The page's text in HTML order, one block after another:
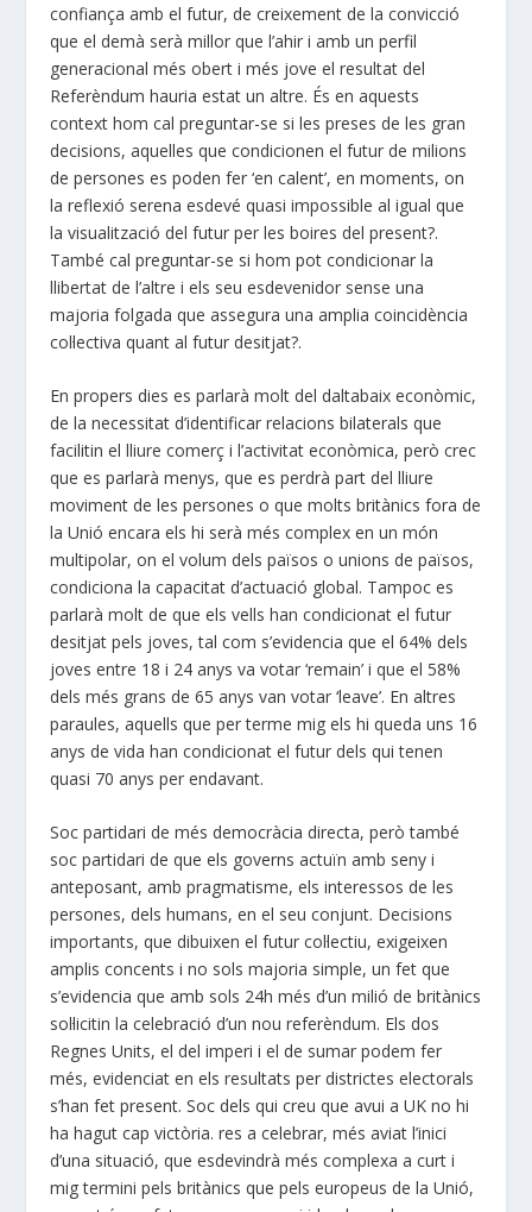
confiança amb el futur, de creixement de la convicció
que el demà serà millor que l’ahir i amb un perfil
generacional més obert i més jove el resultat del
Referèndum hauria estat un altre. És en aquests
context hom cal preguntar-se si les preses de les gran
decisions, aquelles que condicionen el futur de milions
de persones es poden fer ‘en calent’, en moments, on
la reflexió serena esdevé quasi impossible al igual que
la visualització del futur per les boires del present?.
També cal preguntar-se si hom pot condicionar la
llibertat de l’altre i els seu esdevenidor sense una
majoria folgada que assegura una amplia coincidència
col·lectiva quant al futur desitjat?.
En propers dies es parlarà molt del daltabaix econòmic,
de la necessitat d’identificar relacions bilaterals que
facilitin el lliure comerç i l’activitat econòmica, però crec
que es parlarà menys, que es perdrà part del lliure
moviment de les persones o que molts britànics fora de
la Unió encara els hi serà més complex en un món
multipolar, on el volum dels països o unions de països,
condiciona la capacitat d’actuació global. Tampoc es
parlarà molt de que els vells han condicionat el futur
desitjat pels joves, tal com s’evidencia que el 64% dels
joves entre 18 i 24 anys va votar ‘remain’ i que el 58%
dels més grans de 65 anys van votar ‘leave’. En altres
paraules, aquells que per terme mig els hi queda uns 16
anys de vida han condicionat el futur dels qui tenen
quasi 70 anys per endavant.
Soc partidari de més democràcia directa, però també
soc partidari de que els governs actuïn amb seny i
anteposant, amb pragmatisme, els interessos de les
persones, dels humans, en el seu conjunt. Decisions
importants, que dibuixen el futur col·lectiu, exigeixen
amplis concents i no sols majoria simple, un fet que
s’evidencia que amb sols 24h més d’un milió de britànics
sol·licitin la celebració d’un nou referèndum. Els dos
Regnes Units, el del imperi i el de sumar podem fer
més, evidenciat en els resultats per districtes electorals
s’han fet present. Soc dels qui creu que avui a UK no hi
ha hagut cap victòria. res a celebrar, més aviat l’inici
d’una situació, que esdevindrà més complexa a curt i
mig termini pels britànics que pels europeus de la Unió,